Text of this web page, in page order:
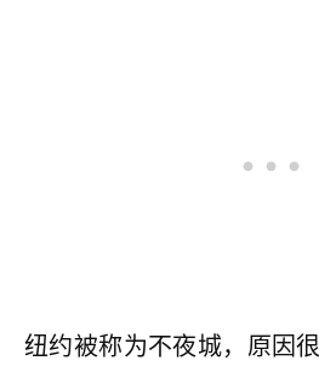
纽约被称为不夜城，原因